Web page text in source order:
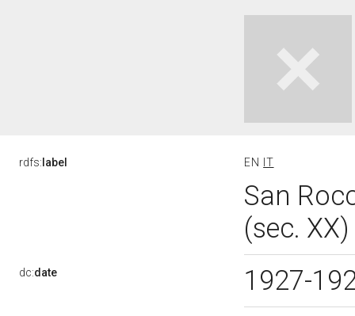
rdfs: label EN IT
San
(sec. XX)
dc:date 1927-